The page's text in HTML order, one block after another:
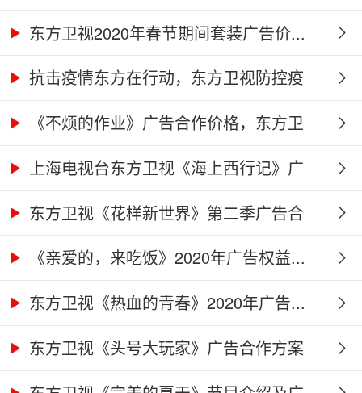
东方卫视2020年春节期间套装广告价...
抗击疫情东方在行动，东方卫视防控疫
情...《不烦的作业》广告合作价格，东方卫
视...上海电视台东方卫视《海上西行记》广
告...东方卫视《花样新世界》第二季广告合
作...《亲爱的，来吃饭》2020年广告权益...
东方卫视《热血的青春》2020年广告...
东方卫视《头号大玩家》广告合作方案